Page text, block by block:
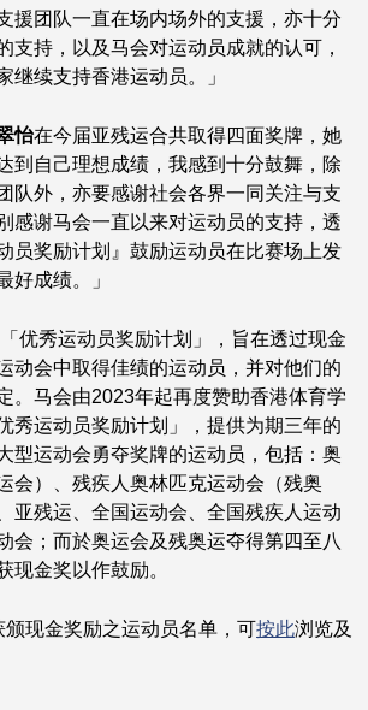
援团队一直在场内场外的支援，亦十分
支持，以及马会对运动员成就的认可，
继续支持香港运动员。」
怡在今届亚残运合共取得四面奖牌，她
到自己理想成绩，我感到十分鼓舞，除
队外，亦要感谢社会各界一同关注与支
感谢马会一直以来对运动员的支持，透
员奖励计划』鼓励运动员在比赛场上发
好成绩。」
优秀运动员奖励计划」，旨在透过现金
动会中取得佳绩的运动员，并对他们的
。马会由2023年起再度赞助香港体育学
秀运动员奖励计划」，提供为期三年的
型运动会勇夺奖牌的运动员，包括：奥
会）、残疾人奥林匹克运动会（残奥
亚残运、全国运动会、全国残疾人运动
会；而於奥运会及残奥运夺得第四至八
现金奖以作鼓励。
现金奖励之运动员名单，可按此浏览及